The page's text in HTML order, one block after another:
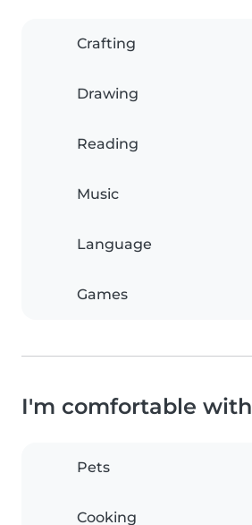
Crafting
Drawing
Reading
Music
Language
Games
I'm comfortable with
Pets
Cooking